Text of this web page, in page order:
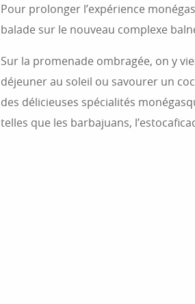
Pour prolonger l’expérience
balade sur le nouveau complexe
Sur la promenade ombragée, on y
déjeuner au soleil ou savourer un
des délicieuses spécialités
telles que les barbajuans,